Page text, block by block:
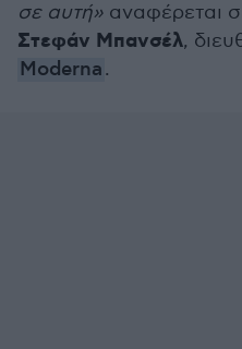
σε αυτή» αναφέρεται
Στεφάν Μπανσέλ,
Moderna.